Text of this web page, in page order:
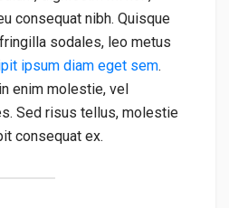
consequat nibh. Quisque
sodales, leo metus
ipsum diam eget sem.
enim molestie, vel
Sed risus tellus, molestie
consequat ex.